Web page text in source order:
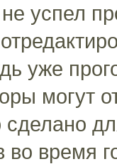
успел
уже
могут
сделано
во время